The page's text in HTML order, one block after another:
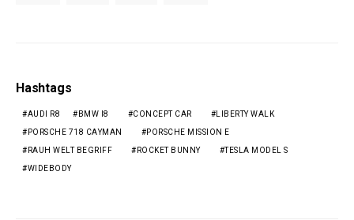
Hashtags
AUDI R8 BMW I8 CONCEPT CAR LIBERTY WALK
PORSCHE 718 CAYMAN PORSCHE MISSION E
RAUH WELT BEGRIFF ROCKET BUNNY TESLA MODEL S
WIDEBODY